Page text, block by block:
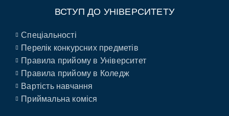
ВСТУП ДО УНІВЕРСИТЕТУ
Спеціальності
Перелік конкурсних предметів
Правила прийому в Університет
Правила прийому в Коледж
Вартість навчання
Приймальна коміся